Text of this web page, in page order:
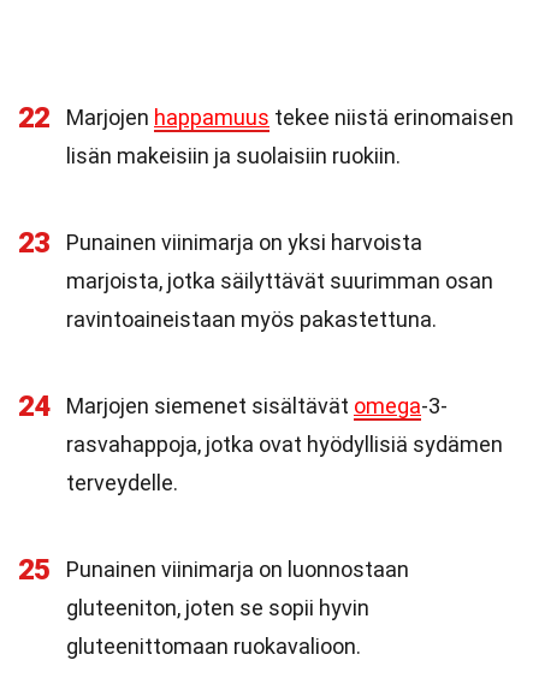
22 Marjojen happamuus tekee niistä erinomaisen
lisän makeisiin ja suolaisiin ruokiin.
23
Punainen viinimarja on yksi harvoista
marjoista, jotka säilyttävät suurimman osan
ravintoaineistaan myös pakastettuna.
24 Marjojen siemenet sisältävät omega-3-
rasvahappoja, jotka ovat hyödyllisiä sydämen
terveydelle.
25
Punainen viinimarja on luonnostaan
gluteeniton, joten se sopii hyvin
gluteenittomaan ruokavalioon.